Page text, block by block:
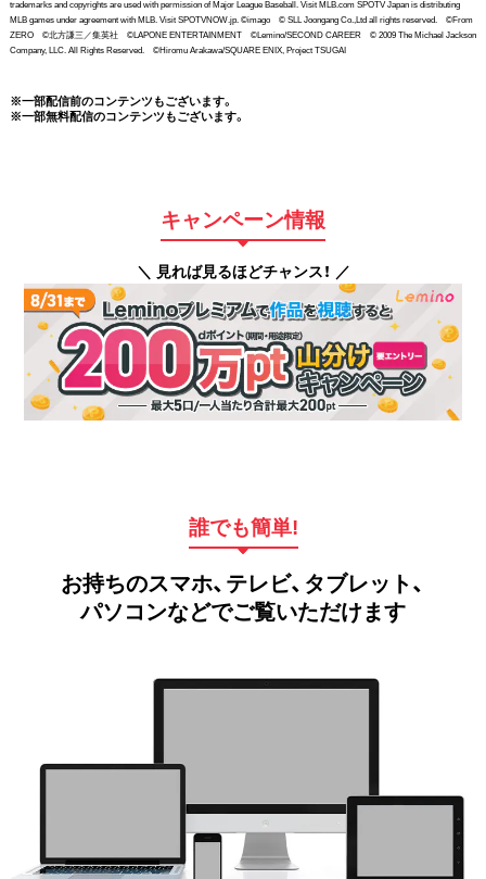
trademarks and copyrights are used with permission of Major League Baseball. Visit MLB.com SPOTV Japan is distributing
MLB games under agreement with MLB. Visit SPOTVNOW.jp. ©imago © SLL Joongang Co.,Ltd all rights reserved. ©From
ZERO ©北方謙三／集英社 ©LAPONE ENTERTAINMENT ©Lemino/SECOND CAREER © 2009 The Michael Jackson
Company, LLC. All Rights Reserved. ©Hiromu Arakawa/SQUARE ENIX, Project TSUGAI
※一部配信前のコンテンツもございます。
※一部無料配信のコンテンツもございます。
キャンペーン情報
＼ 見れば見るほどチャンス！ ／
誰でも簡単!
お持ちのスマホ、テレビ、タブレット、
パソコンなどでご覧いただけます